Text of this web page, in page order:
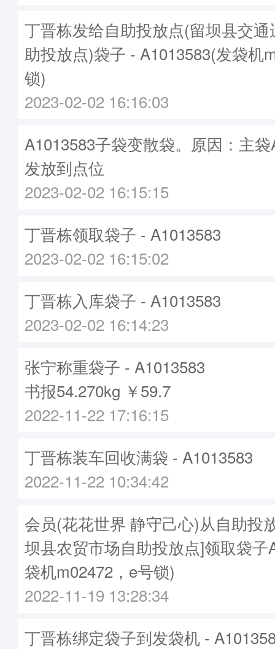
丁晋栋发给自助投放点(留坝县交
助投放点)袋子 - A1013583(发袋机
锁)
2023-02-02 16:16:03
A1013583子袋变散袋。原因：主
发放到点位
2023-02-02 16:15:15
丁晋栋领取袋子 - A1013583
2023-02-02 16:15:02
丁晋栋入库袋子 - A1013583
2023-02-02 16:14:23
张宁称重袋子 - A1013583
书报54.270kg ￥59.7
2022-11-22 17:16:15
丁晋栋装车回收满袋 - A1013583
2022-11-22 10:34:42
会员(花花世界 静守己心)从自助投
坝县农贸市场自助投放点]领取袋子
袋机m02472，e号锁)
2022-11-19 13:28:34
丁晋栋绑定袋子到发袋机 -